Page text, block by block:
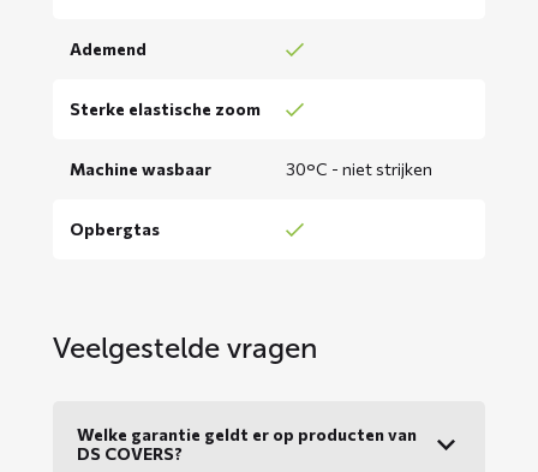
Ademend
Sterke elastische zoom
Machine wasbaar 30°C - niet strijken
Opbergtas
Veelgestelde vragen
Welke garantie geldt er op producten van
DS COVERS?